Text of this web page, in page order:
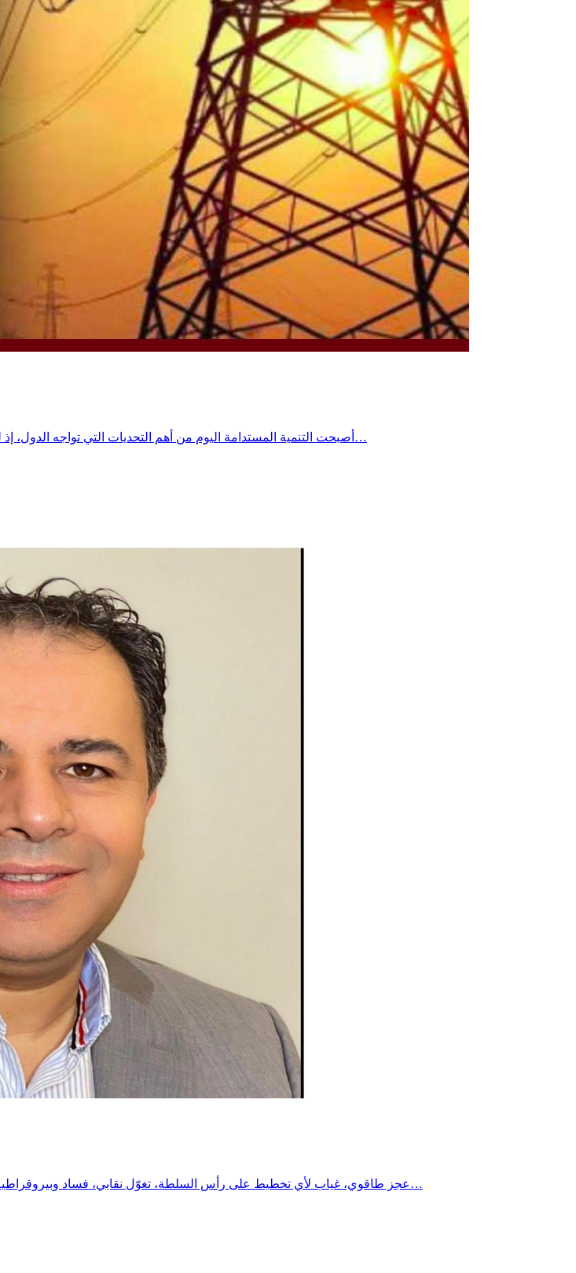
أصبحت التنمية المستدامة اليوم من أهم التحديات التي تواجه الدول، إذ لم تعد تقتصر على تحقيق النمو الاقتصادي أو إنجاز المشاريع الكبرى، بل تقوم أساساً على ضمان…
عجز طاقوي، غياب لأي تخطيط على رأس السلطة، تغوّل نقابي، فساد وبيروقراطية إدارية مدمرة وتدخل خارجي فجّ في مسألة الطاقة في تونس.من رأيي، هناك ثلاثة محاور يجب…